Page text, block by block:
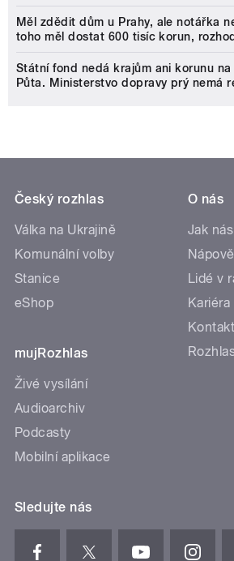
Měl zdědit dům u Prahy, ale notářka
toho měl dostat 600 tisíc korun,
Státní fond nedá krajům ani korunu na
Půta. Ministerstvo dopravy prý nemá
Český rozhlas
Válka na Ukrajině
Komunální volby
Stanice
eShop
mujRozhlas
Živé vysílání
Audioarchiv
Podcasty
Mobilní aplikace
O nás
Jak
Lidé v
Kariéra
Kontakt
Sledujte nás